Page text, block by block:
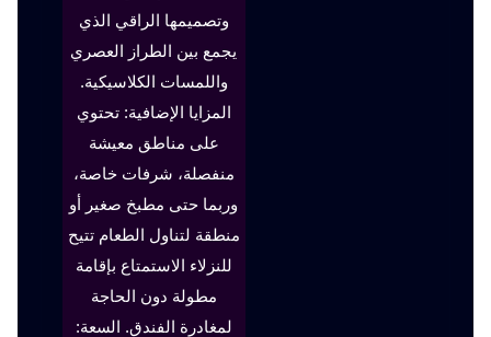
وتصميمها الراقي الذي
يجمع بين الطراز العصري
واللمسات الكلاسيكية.
المزايا الإضافية: تحتوي
على مناطق معيشة
منفصلة، شرفات خاصة،
وربما حتى مطبخ صغير أو
منطقة لتناول الطعام تتيح
للنزلاء الاستمتاع بإقامة
مطولة دون الحاجة
لمغادرة الفندق. السعة: